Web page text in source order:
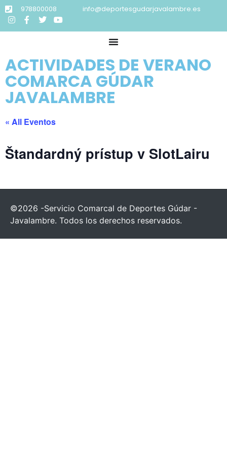
978800008 info@deportesgudarjavalambre.es
ACTIVIDADES DE VERANO
COMARCA GÚDAR
JAVALAMBRE
« All Eventos
Štandardný prístup v SlotLairu
©2026 -Servicio Comarcal de Deportes Gúdar -
Javalambre. Todos los derechos reservados.